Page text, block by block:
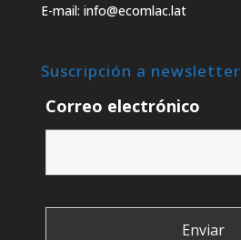
E-mail: info@ecomlac.lat
Suscripción a newsletter
Correo electrónico